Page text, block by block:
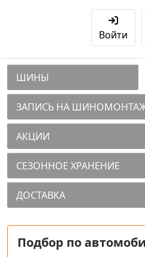
Войти
ШИНЫ
ЗАПИСЬ НА
АКЦИИ
СЕЗОННОЕ ХРАНЕНИЕ
ДОСТАВКА
Подбор по